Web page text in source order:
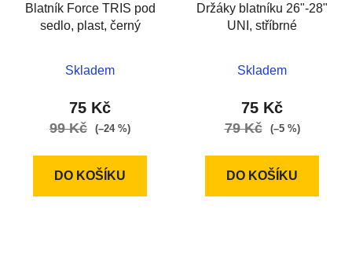
Blatník Force TRIS pod
sedlo, plast, černý
Skladem
75 Kč
99 Kč (–24 %)
DO KOŠÍKU
Držáky blatníku 26"-28"
UNI, stříbrné
Skladem
75 Kč
79 Kč (–5 %)
DO KOŠÍKU